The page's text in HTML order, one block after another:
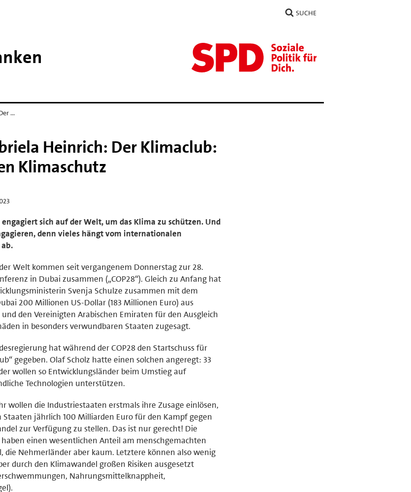
SUCHE
…
Heinrich: Der Klimaclub:
Klimaschutz
sich auf der Welt, um das Klima zu schützen. Und
denn vieles hängt vom internationalen
Welt kommen seit vergangenem Donnerstag zur 28.
in Dubai zusammen („COP28“). Gleich zu Anfang hat
Svenja Schulze zusammen mit dem
200 Millionen US-Dollar (183 Millionen Euro) aus
den Vereinigten Arabischen Emiraten für den Ausgleich
in besonders verwundbaren Staaten zugesagt.
hat während der COP28 den Startschuss für
gegeben. Olaf Scholz hatte einen solchen angeregt: 33
wollen so Entwicklungsländer beim Umstieg auf
Technologien unterstützen.
wollen die Industriestaaten erstmals ihre Zusage einlösen,
Staaten jährlich 100 Milliarden Euro für den Kampf gegen
zur Verfügung zu stellen. Das ist nur gerecht! Die
einen wesentlichen Anteil am menschgemachten
die Nehmerländer aber kaum. Letztere können also wenig
durch den Klimawandel großen Risiken ausgesetzt
Nahrungsmittelknappheit,